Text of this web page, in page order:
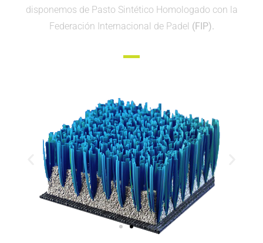
disponemos de Pasto Sintético Homologado con la
Federación Internacional de Padel (FIP).